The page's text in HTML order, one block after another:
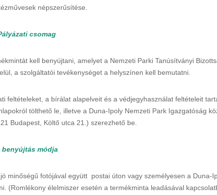
népszerűsítése.
csomag
kell benyújtani, amelyet a Nemzeti Parki Tanúsítványi
a szolgáltatói tevékenységet a helyszínen kell bemutatni.
feltételeket, a bírálat alapelveit és a védjegyhasználat feltételeit
tölthető le, illetve a Duna-Ipoly Nemzeti Park Igazgatóság
Budapest, Költő utca 21.) szerezhető be.
benyújtás módja
minőségű fotójával együtt postai úton vagy személyesen a Duna-
(Romlékony élelmiszer esetén a termékminta leadásával